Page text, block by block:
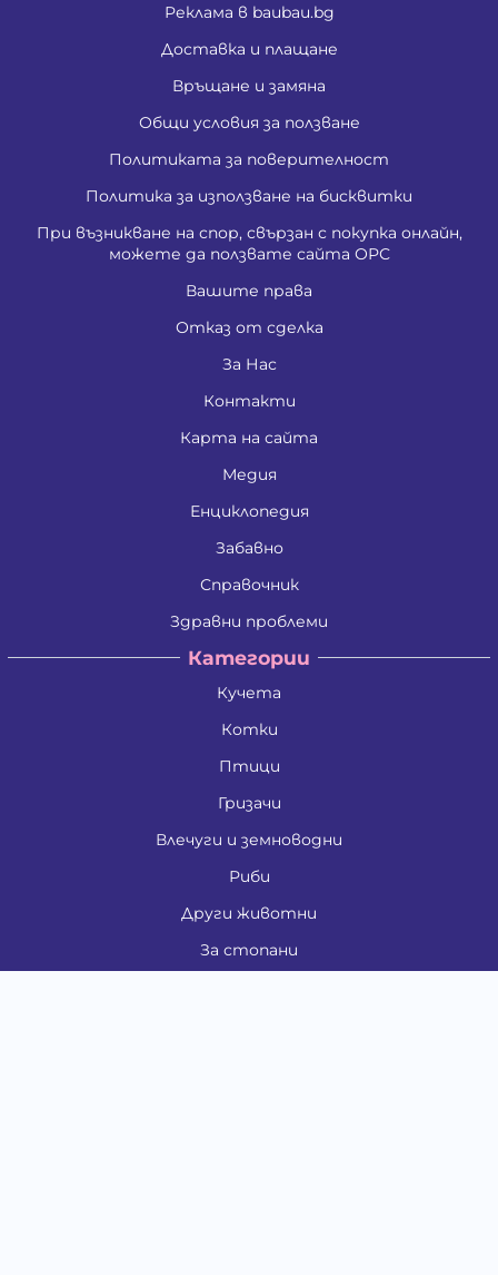
Реклама в baubau.bg
Доставка и плащане
Връщане и замяна
Общи условия за ползване
Политиката за поверителност
Политика за използване на бисквитки
При възникване на спор, свързан с покупка онлайн,
можете да ползвате сайта ОРС
Вашите права
Отказ от сделка
За Нас
Контакти
Карта на сайта
Медия
Енциклопедия
Забавно
Справочник
Здравни проблеми
Категории
Кучета
Котки
Птици
Гризачи
Влечуги и земноводни
Риби
Други животни
За стопани